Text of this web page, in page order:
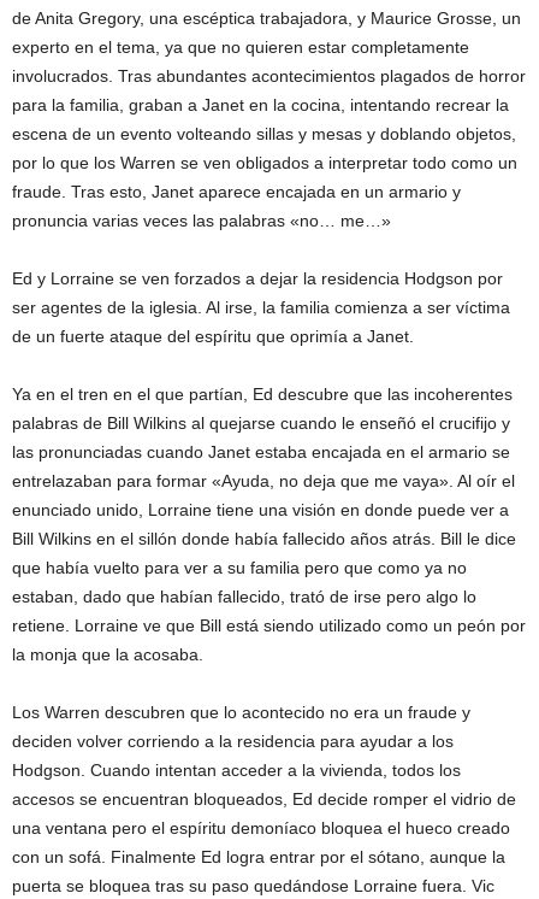
de Anita Gregory, una escéptica trabajadora, y Maurice Grosse, un
experto en el tema, ya que no quieren estar completamente
involucrados. Tras abundantes acontecimientos plagados de horror
para la familia, graban a Janet en la cocina, intentando recrear la
escena de un evento volteando sillas y mesas y doblando objetos,
por lo que los Warren se ven obligados a interpretar todo como un
fraude. Tras esto, Janet aparece encajada en un armario y
pronuncia varias veces las palabras «no… me…»
Ed y Lorraine se ven forzados a dejar la residencia Hodgson por
ser agentes de la iglesia. Al irse, la familia comienza a ser víctima
de un fuerte ataque del espíritu que oprimía a Janet.
Ya en el tren en el que partían, Ed descubre que las incoherentes
palabras de Bill Wilkins al quejarse cuando le enseñó el crucifijo y
las pronunciadas cuando Janet estaba encajada en el armario se
entrelazaban para formar «Ayuda, no deja que me vaya». Al oír el
enunciado unido, Lorraine tiene una visión en donde puede ver a
Bill Wilkins en el sillón donde había fallecido años atrás. Bill le dice
que había vuelto para ver a su familia pero que como ya no
estaban, dado que habían fallecido, trató de irse pero algo lo
retiene. Lorraine ve que Bill está siendo utilizado como un peón por
la monja que la acosaba.
Los Warren descubren que lo acontecido no era un fraude y
deciden volver corriendo a la residencia para ayudar a los
Hodgson. Cuando intentan acceder a la vivienda, todos los
accesos se encuentran bloqueados, Ed decide romper el vidrio de
una ventana pero el espíritu demoníaco bloquea el hueco creado
con un sofá. Finalmente Ed logra entrar por el sótano, aunque la
puerta se bloquea tras su paso quedándose Lorraine fuera. Vic